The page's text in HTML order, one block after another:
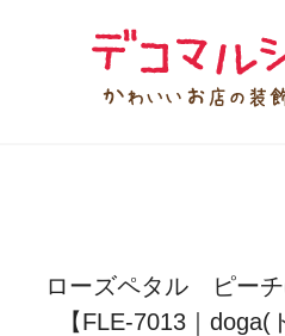
ローズペタル ピー
【FLE-7013｜